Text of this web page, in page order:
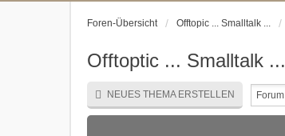
Foren-Übersicht Offtopic ... Smalltalk ...
Offtoptic ... Smalltalk ...
NEUES THEMA ERSTELLEN